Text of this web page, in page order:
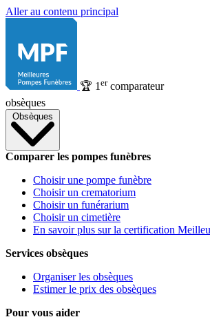
Aller au contenu principal
🏆 1 ercomparateur
obsèques
Obsèques
Comparer les pompes funèbres
Choisir une pompe funèbre
Choisir un crematorium
Choisir un funérarium
Choisir un cimetière
En savoir plus sur la certification
Services obsèques
Organiser les obsèques
Estimer le prix des obsèques
Pour vous aider